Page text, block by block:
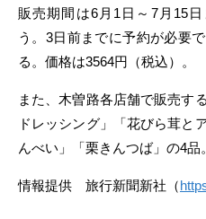
販売期間は6月1日～7月15
う。3日前までに予約が必要
る。価格は3564円（税込）。
また、木曽路各店舗で販売す
ドレッシング」「花びら茸と
んべい」「栗きんつば」の4品。
情報提供 旅行新聞新社（